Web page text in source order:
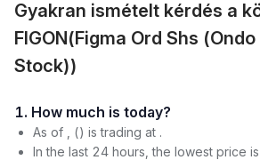
Gyakran ismételt kérdés a
FIGON(Figma Ord Shs
Stock))
1. How much is today?
As of , () is trading at .
In the last 24 hours, the lowest price